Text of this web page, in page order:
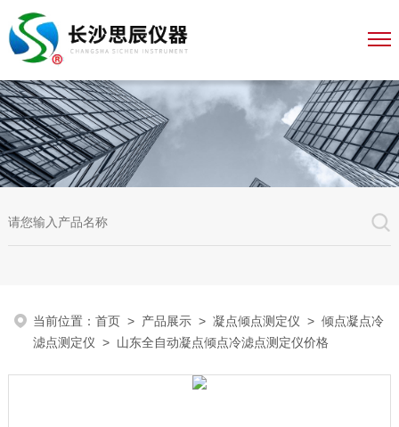
当前位置：首页 > 产品展示 >凝点倾点测定仪 >倾点凝点冷
滤点测定仪 > 山东全自动凝点倾点冷滤点测定仪价格